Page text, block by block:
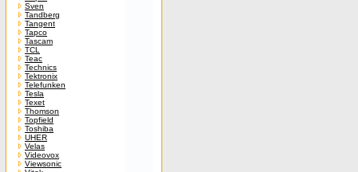
Sven
Tandberg
Tangent
Tapco
Tascam
TCL
Teac
Technics
Tektronix
Telefunken
Tesla
Texet
Thomson
Topfield
Toshiba
UHER
Velas
Videovox
Viewsonic